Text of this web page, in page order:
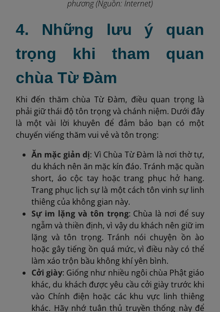
phương (Nguồn: Internet)
4. Những lưu ý quan
trọng khi tham quan
chùa Từ Đàm
Khi đến thăm chùa Từ Đàm, điều quan trọng là
phải giữ thái độ tôn trọng và chánh niệm. Dưới đây
là một vài lời khuyên để đảm bảo bạn có một
chuyến viếng thăm vui vẻ và tôn trọng:
Ăn mặc giản dị: Vì Chùa Từ Đàm là nơi thờ tự,
du khách nên ăn mặc kín đáo. Tránh mặc quần
short, áo cộc tay hoặc trang phục hở hang.
Trang phục lịch sự là một cách tôn vinh sự linh
thiêng của không gian này.
Sự im lặng và tôn trọng: Chùa là nơi để suy
ngẫm và thiền định, vì vậy du khách nên giữ im
lặng và tôn trọng. Tránh nói chuyện ồn ào
hoặc gây tiếng ồn quá mức, vì điều này có thể
làm xáo trộn bầu không khí yên bình.
Cởi giày: Giống như nhiều ngôi chùa Phật giáo
khác, du khách được yêu cầu cởi giày trước khi
vào Chính điện hoặc các khu vực linh thiêng
khác. Hãy nhớ tuân thủ truyền thống này để